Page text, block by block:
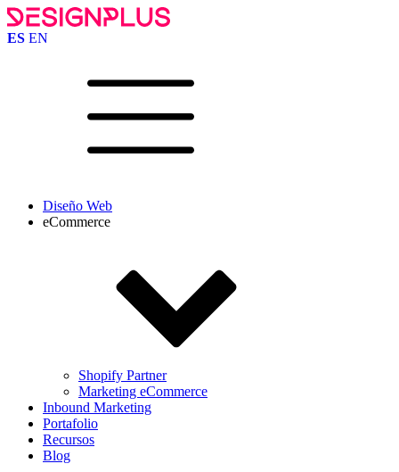
ES EN
Diseño Web
eCommerce
Shopify Partner
Marketing eCommerce
Inbound Marketing
Portafolio
Recursos
Blog